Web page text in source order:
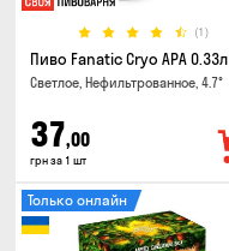
(1)
Пиво Fanatic Cryo APA 0.33л
Светлое, Нефильтрованное, 4.7°
37,00
грн за 1 шт
Только онлайн